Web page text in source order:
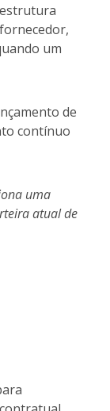
um
de
contínuo
uma
atual de